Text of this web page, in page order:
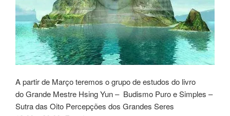
A partir de Março teremos o grupo de estudos do livro
do Grande Mestre Hsing Yun – Budismo Puro e Simples –
Sutra das Oito Percepções dos Grandes Seres